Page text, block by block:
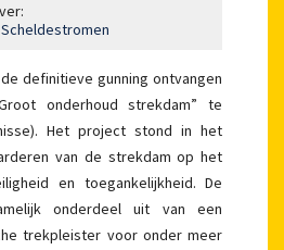
definitieve gunning ontvangen
onderhoud strekdam” te
Het project stond in het
van de strekdam op het
en toegankelijkheid. De
onderdeel uit van een
trekpleister voor onder meer